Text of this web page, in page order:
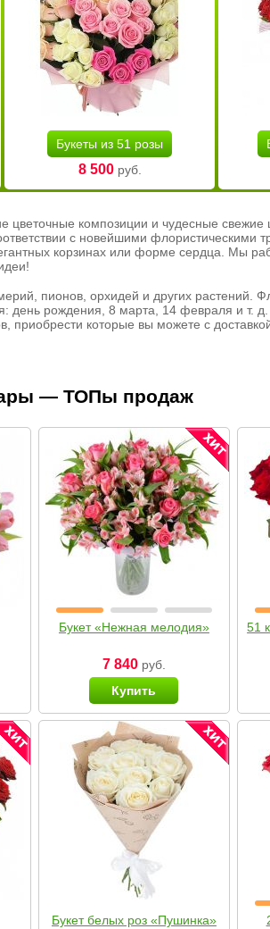
Букеты из 51 розы
8 500руб.
композиции и чудесные свежие
с новейшими флористическими
корзинах или форме сердца. Мы
пионов, орхидей и других растений.
день рождения, 8 марта, 14 февраля и т.
которые вы можете с
— ТОПы продаж
Букет «Нежная мелодия»
7 840руб.
Купить
51
Букет белых роз «Пушинка»